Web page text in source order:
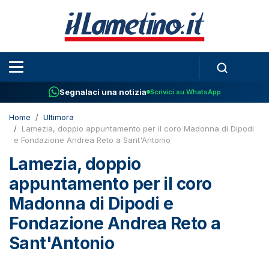
Segnalaci una notizia Scrivici su WhatsApp
Home
Ultimora
Lamezia, doppio appuntamento per il coro Madonna di Dipodi
e Fondazione Andrea Reto a Sant'Antonio
Lamezia, doppio
appuntamento per il coro
Madonna di Dipodi e
Fondazione Andrea Reto a
Sant'Antonio